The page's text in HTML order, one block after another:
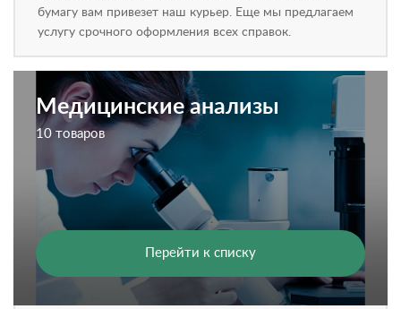
бумагу вам привезет наш курьер. Еще мы предлагаем
услугу срочного оформления всех справок.
Медицинские анализы
10 товаров
Перейти к списку